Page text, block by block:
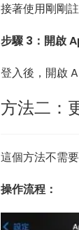
接著使用剛剛
步驟 3：開啟
登入後，開啟
方法二：
這個方法不需
操作流程：